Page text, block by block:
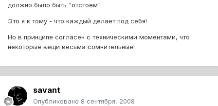
должно было быть "отстоем"
Это я к тому - что каждый делает под себя!
Но в принципе согласен с техническими моментами, что
некоторые вещи весьма сомнительные!
savant
Опубликовано 8 сентября, 2008